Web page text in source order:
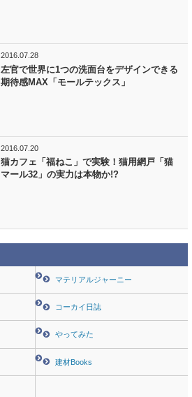
2016.07.28
左官で世界に1つの洗面台をデザインできる
期待感MAX「モールテックス」
2016.07.20
猫カフェ「福ねこ」で実験！猫用網戸「猫
マール32」の実力は本物か!?
マテリアルジャーニー
コーカイ日誌
やってみた
建材Books